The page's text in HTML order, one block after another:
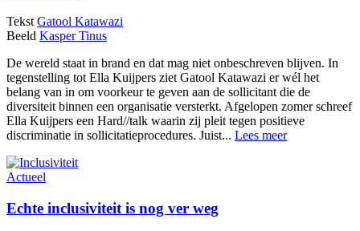
Tekst Gatool Katawazi
Beeld Kasper Tinus
De wereld staat in brand en dat mag niet onbeschreven blijven. In
tegenstelling tot Ella Kuijpers ziet Gatool Katawazi er wél het
belang van in om voorkeur te geven aan de sollicitant die de
diversiteit binnen een organisatie versterkt. Afgelopen zomer schreef
Ella Kuijpers een Hard//talk waarin zij pleit tegen positieve
discriminatie in sollicitatieprocedures. Juist... Lees meer
Actueel
Echte inclusiviteit is nog ver weg